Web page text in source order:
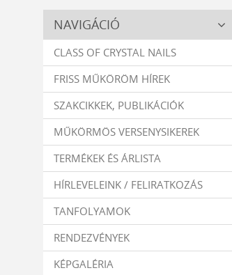
Crystal
Nails
NAVIGÁCIÓ
CLASS OF CRYSTAL NAILS
FRISS MŰKÖRÖM HÍREK
SZAKCIKKEK, PUBLIKÁCIÓK
MŰKÖRMÖS VERSENYSIKEREK
TERMÉKEK ÉS ÁRLISTA
HÍRLEVELEINK / FELIRATKOZÁS
TANFOLYAMOK
RENDEZVÉNYEK
KÉPGALÉRIA